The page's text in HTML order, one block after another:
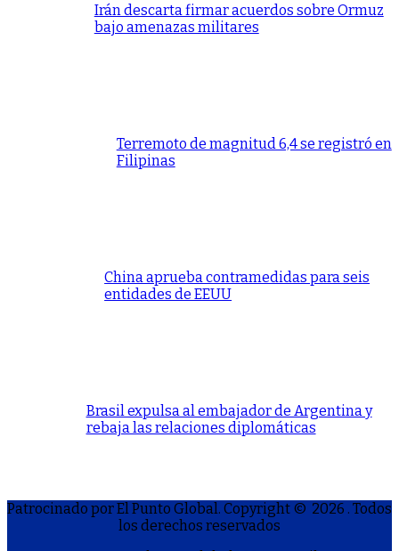
Irán descarta firmar acuerdos sobre Ormuz
bajo amenazas militares
Terremoto de magnitud 6,4 se registró en
Filipinas
China aprueba contramedidas para seis
entidades de EEUU
Brasil expulsa al embajador de Argentina y
rebaja las relaciones diplomáticas
Patrocinado por El Punto Global. Copyright © 2026 . Todos
los derechos reservados